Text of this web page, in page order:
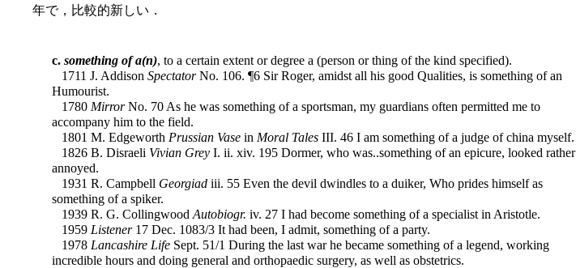
年で，比較的新しい．
c. something of a(n), to a certain extent or degree a (person or thing of the kind specified).
1711 J. Addison SpectatorNo. 106. ¶6 Sir Roger, amidst all his good Qualities, is something of an
Humourist.
1780 MirrorNo. 70 As he was something of a sportsman, my guardians often permitted me to
accompany him to the field.
1801 M. Edgeworth Prussian Vase in Moral Tales III. 46 I am something of a judge of china myself.
1826 B. Disraeli Vivian Grey I. ii. xiv. 195 Dormer, who was..something of an epicure, looked rather
annoyed.
1931 R. Campbell Georgiad iii. 55 Even the devil dwindles to a duiker, Who prides himself as
something of a spiker.
1939 R. G. Collingwood Autobiogr. iv. 27 I had become something of a specialist in Aristotle.
1959 Listener17 Dec. 1083/3 It had been, I admit, something of a party.
1978 Lancashire Life Sept. 51/1 During the last war he became something of a legend, working
incredible hours and doing general and orthopaedic surgery, as well as obstetrics.